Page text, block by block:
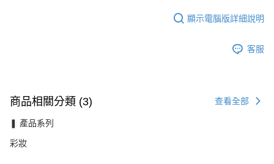
顯示電腦版詳細說明
客服
商品相關分類 (3) 查看全部
❚ 產品系列
彩妝